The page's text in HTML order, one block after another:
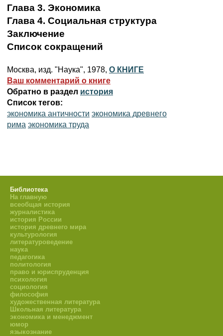
Глава 3. Экономика
Глава 4. Социальная структура
Заключение
Список сокращений
Москва, изд. "Наука", 1978, О КНИГЕ
Ваш комментарий о книге
Обратно в раздел история
Список тегов:
экономика античности экономика древнего
рима экономика труда
Библиотека
На главную
всеобщая история
журналистика
история России
история древнего мира
культурология
литературоведение
наука
педагогика
политология
право и юриспруденция
психология
социология
философия
художественная литература
Школьная литература
экономика и менеджмент
юмор
языкознание